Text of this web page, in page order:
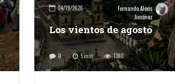
04/19/2026
Fernando Alexis
Jiménez
Los vientos de agosto
0 5min 1360